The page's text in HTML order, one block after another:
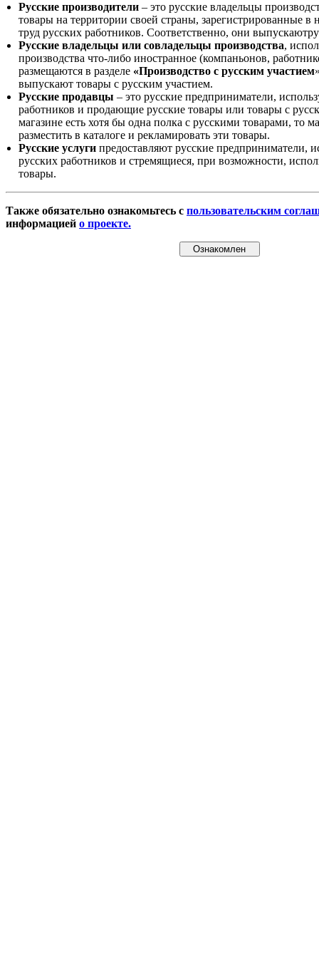
Русские производители – это русские владельцы
товары на территории своей страны, зарегистрированные
труд русских работников. Соответственно, они
Русские владельцы или совладельцы производства,
производства что-либо иностранное (компаньонов,
размещаются в разделе «Производство с русским участием
выпускают товары с русским участием.
Русские продавцы – это русские предприниматели,
работников и продающие русские товары или товары с
магазине есть хотя бы одна полка с русскими товарами, то
разместить в каталоге и рекламировать эти товары.
Русские услуги предоставляют русские предприниматели,
русских работников и стремящиеся, при возможности,
товары.
Также обязательно ознакомьтесь с пользовательским
информацией о проекте.
Ознакомлен